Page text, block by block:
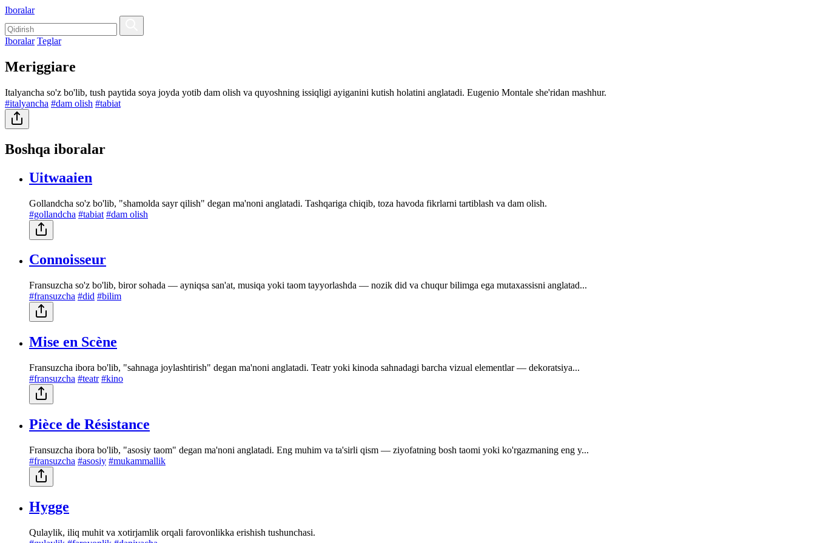
Iboralar
Iboralar Teglar
Meriggiare
Italyancha so'z bo'lib, tush paytida soya joyda yotib dam olish va quyoshning issiqligi ayiganini kutish holatini anglatadi. Eugenio Montale she'ridan mashhur.
#italyancha #dam olish #tabiat
Boshqa iboralar
Uitwaaien
Gollandcha so'z bo'lib, "shamolda sayr qilish" degan ma'noni anglatadi. Tashqariga chiqib, toza havoda fikrlarni tartiblash va dam olish.
#gollandcha #tabiat #dam olish
Connoisseur
Fransuzcha so'z bo'lib, biror sohada — ayniqsa san'at, musiqa yoki taom tayyorlashda — nozik did va chuqur bilimga ega mutaxassisni anglatad...
#fransuzcha #did #bilim
Mise en Scène
Fransuzcha ibora bo'lib, "sahnaga joylashtirish" degan ma'noni anglatadi. Teatr yoki kinoda sahnadagi barcha vizual elementlar — dekoratsiya...
#fransuzcha #teatr #kino
Pièce de Résistance
Fransuzcha ibora bo'lib, "asosiy taom" degan ma'noni anglatadi. Eng muhim va ta'sirli qism — ziyofatning bosh taomi yoki ko'rgazmaning eng y...
#fransuzcha #asosiy #mukammallik
Hygge
Qulaylik, iliq muhit va xotirjamlik orqali farovonlikka erishish tushunchasi.